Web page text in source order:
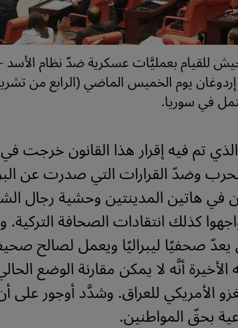
للقيام بعمليَّات عسكرية ضدّ نظام الأسد
يوم الخميس الماضي (الرابع من
في سوريا.
تم فيه إقرار هذا القانون خرجت
وضدّ القرارات التي صدرت عن
في هاتين المدينتين وحشية رجال
كذلك انتقادات الصحافة
يعدّ صحفيًا ليبراليًا ويعمل لصالح
الأخيرة أنَّه لا يمكن مقارنة الوضع
الأمريكي للعراق. وشدَّد أوجور على
بحقّ المواطنين.